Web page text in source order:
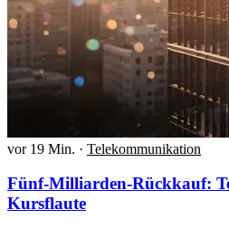
vor 19 Min. · Telekommunikation
Fünf-Milliarden-Rückkauf:
Kursflaute